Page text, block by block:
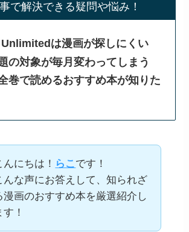
で解決できる疑問や悩み！
は漫画が探しにくい
の対象が毎月変わってしまう
巻で読めるおすすめ本が知りた
んにちは！ らこです！
んな声にお答えして、知られざ
漫画のおすすめ本を厳選紹介し
す！